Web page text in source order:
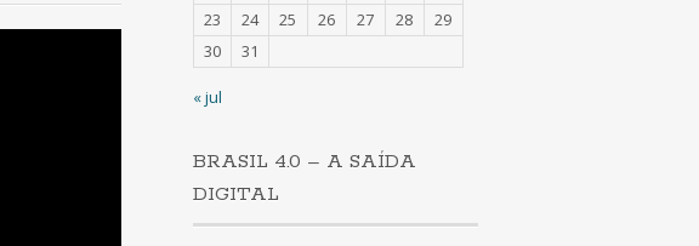
23
24 25 26 27 28
29
30
31
« jul
BRASIL 4.0 – A SAÍDA
DIGITAL